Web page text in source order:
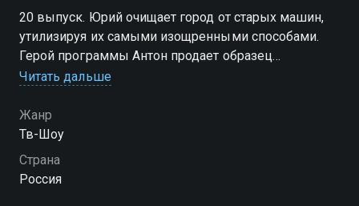
20 выпуск. Юрий очищает город от старых машин,
утилизируя их самыми изощренными способами.
Герой программы Антон продает образец
советского автопрома 1987 года выпуска. Юрий
цена для этого старого, местами гнилого и битого
автомобиля.Ремонт или утилизация? Смотрите
захватывающее дерби в программе «Утилизатор»,
скучно не будет.
Читать дальше
Жанр
Тв-Шоу
Страна
Россия